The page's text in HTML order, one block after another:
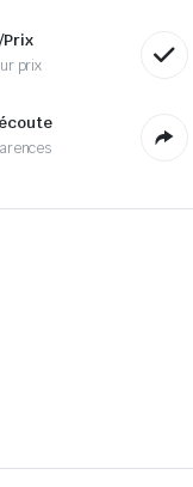
Prix
prix